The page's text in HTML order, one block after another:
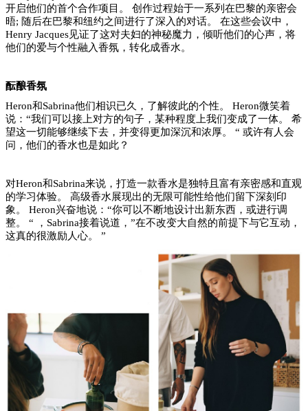
开启他们的首个合作项目。 创作过程始于一系列在巴黎的亲密会
晤; 随后在巴黎和纽约之间进行了深入的对话。 在这些会议中，
Henry Jacques见证了这对夫妇的神秘魔力，倾听他们的心声，将
他们的爱与个性融入香氛，转化成香水。
酝酿香氛
Heron和Sabrina他们相识已久，了解彼此的个性。 Heron微笑着
说：“我们可以接上对方的句子，某种程度上我们变成了一体。 希
望这一切能够继续下去，并变得更加深沉和浓厚。 “ 或许有人会
问，他们的香水也是如此？
对Heron和Sabrina来说，打造一款香水是独特且富有亲密感和直观
的学习体验。 高级香水展现出的无限可能性给他们留下深刻印
象。 Heron兴奋地说：“你可以不断地设计出新东西，或进行调
整。 “ ，Sabrina接着说道，”在不改变大自然的前提下与它互动，
这真的很激励人心。 ”